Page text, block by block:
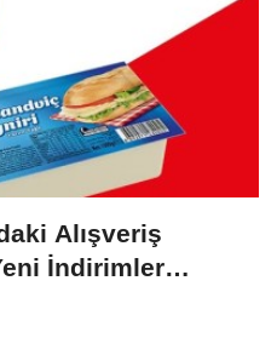
Alışveriş
İndirimler